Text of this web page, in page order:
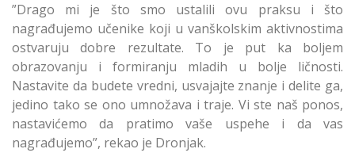
”Drago mi je što smo ustalili ovu praksu i što
nagrađujemo učenike koji u vanškolskim aktivnostima
ostvaruju dobre rezultate. To je put ka boljem
obrazovanju i formiranju mladih u bolje ličnosti.
Nastavite da budete vredni, usvajajte znanje i delite ga,
jedino tako se ono umnožava i traje. Vi ste naš ponos,
nastavićemo da pratimo vaše uspehe i da vas
nagrađujemo”, rekao je Dronjak.